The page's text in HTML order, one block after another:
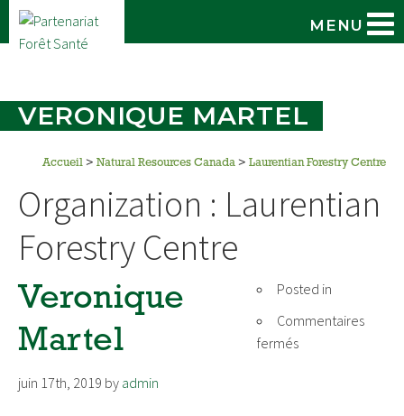
MENU
VERONIQUE MARTEL
Accueil > Natural Resources Canada > Laurentian Forestry Centre
Organization : Laurentian
Forestry Centre
Veronique
Martel
juin 17th, 2019 by admin
Posted in
Commentaires
ferméssur